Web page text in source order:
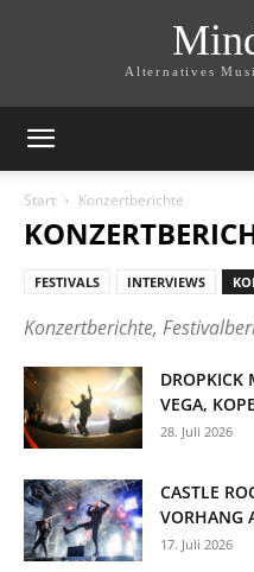
Alternatives
Start Konzertberichte
FESTIVALS INTERVIEWS
Konzertberichte,
DROPKICK
VEGA,
28. Juli 2026
CASTLE
VORHANG
17. Juli 2026